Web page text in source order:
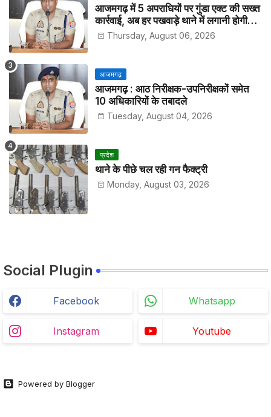
आजमगढ़ में 5 अपराधियों पर गुंडा एक्ट की सख्त
कार्रवाई, अब हर पखवाड़े थाने में लगानी होगी
हाजिरीThursday, August 06, 2026
आजमगढ़
आजमगढ़ : आठ निरीक्षक-उपनिरीक्षकों समेत
10 अधिकारियों के तबादले
Tuesday, August 04, 2026
प्रदेश
थाने के पीछे चल रही गन फैक्ट्री
Monday, August 03, 2026
Social Plugin
Facebook Whatsapp
Instagram Youtube
Powered by Blogger